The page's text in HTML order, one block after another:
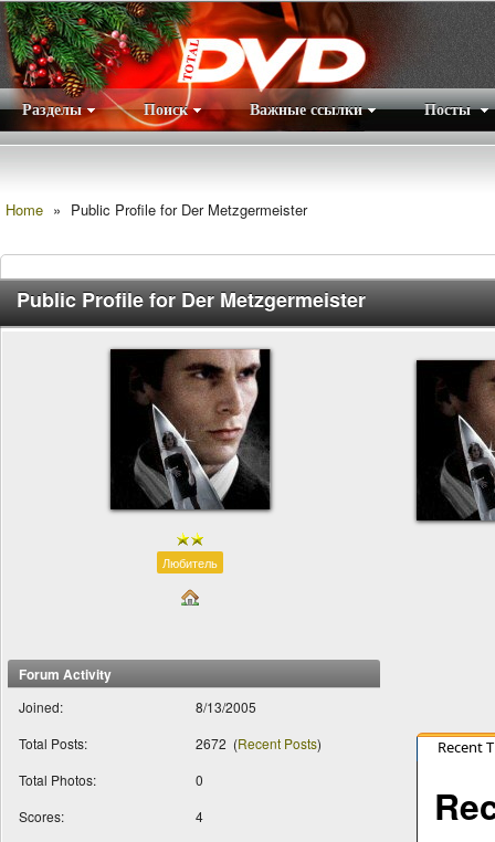
Разделы Поиск Важные ссылки Посты
Home » Public Profile for Der Metzgermeister
Public Profile for Der Metzgermeister
Любитель
Forum Activity
Joined:
8/13/2005
Total Posts:
2672 (Recent Posts)
Total Photos:
0
Scores:
4
Recent